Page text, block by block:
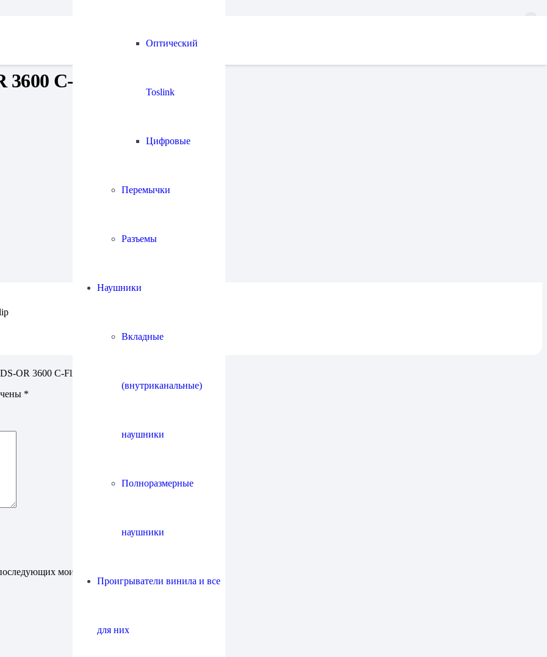
Оптический
Toslink
Цифровые
Перемычки
Разъемы
Наушники
Вкладные
(внутриканальные)
наушники
Полноразмерные
наушники
Проигрыватели винила и все
для них
C-Flip stylus
OR 3600 C-Flip stylus”
*
моих комментариев.